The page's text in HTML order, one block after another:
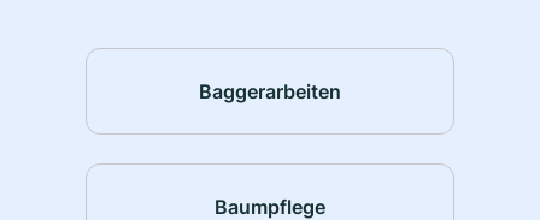
Baggerarbeiten
Baumpflege